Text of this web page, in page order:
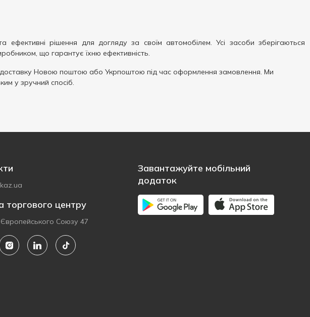
рішення для догляду за своїм автомобілем. Усі засоби зберігаються
що гарантує їхню ефективність.
Новою поштою або Укрпоштою під час оформлення замовлення. Ми
у зручний спосіб.
торгового центру
Європейського Союзу 47
Завантажуйте мобільний
додаток